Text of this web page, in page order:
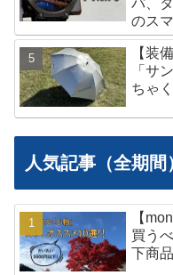
のス
【装
「サ
ちゃ
人気記事（全期間
【
買う
下商